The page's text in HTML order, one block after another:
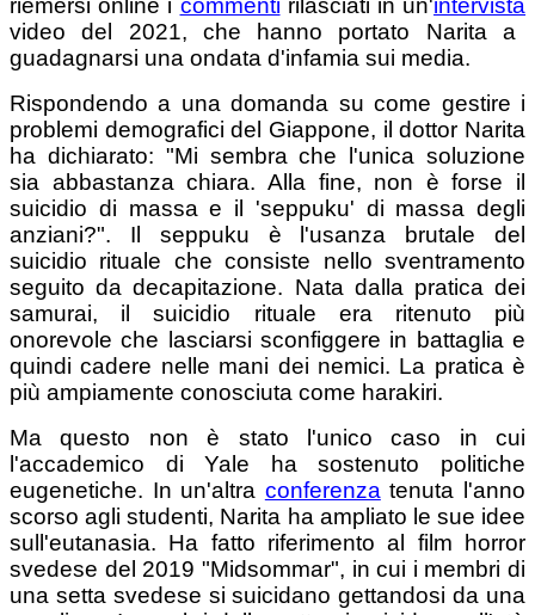
riemersi online i commenti rilasciati in un'intervista
video del 2021, che hanno portato Narita a
guadagnarsi una ondata d'infamia sui media.
Rispondendo a una domanda su come gestire i
problemi demografici del Giappone, il dottor Narita
ha dichiarato: "Mi sembra che l'unica soluzione
sia abbastanza chiara. Alla fine, non è forse il
suicidio di massa e il 'seppuku' di massa degli
anziani?". Il seppuku è l'usanza brutale del
suicidio rituale che consiste nello sventramento
seguito da decapitazione. Nata dalla pratica dei
samurai, il suicidio rituale era ritenuto più
onorevole che lasciarsi sconfiggere in battaglia e
quindi cadere nelle mani dei nemici. La pratica è
più ampiamente conosciuta come harakiri.
Ma questo non è stato l'unico caso in cui
l'accademico di Yale ha sostenuto politiche
eugenetiche. In un'altra conferenza tenuta l'anno
scorso agli studenti, Narita ha ampliato le sue idee
sull'eutanasia. Ha fatto riferimento al film horror
svedese del 2019 "Midsommar", in cui i membri di
una setta svedese si suicidano gettandosi da una